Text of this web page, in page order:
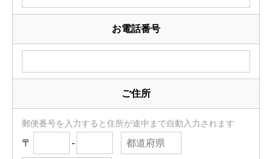
お電話番号
ご住所
郵便番号を入力すると住所が途中まで自動入力されます
〒 -